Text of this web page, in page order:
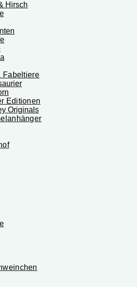
Hirsch
Fabeltiere
Editionen
Originals